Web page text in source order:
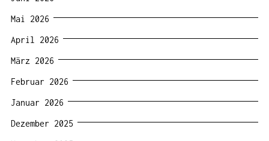
Mai 2026
April 2026
März 2026
Februar 2026
Januar 2026
Dezember 2025